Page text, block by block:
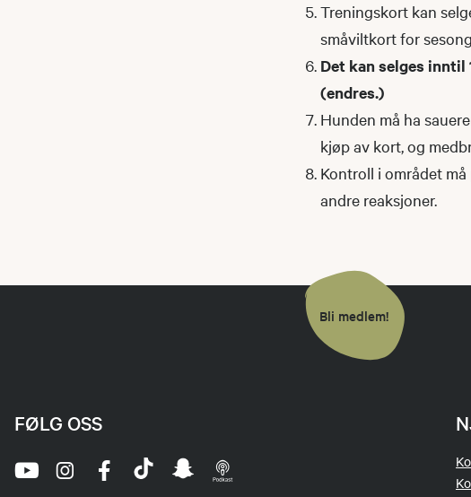
Treningskort kan
småviltkort for
Det kan selges
(endres.)
Hunden må ha
kjøp av kort, og
Kontroll i området
andre reaksjoner.
Bli medlem!
FØLG OSS